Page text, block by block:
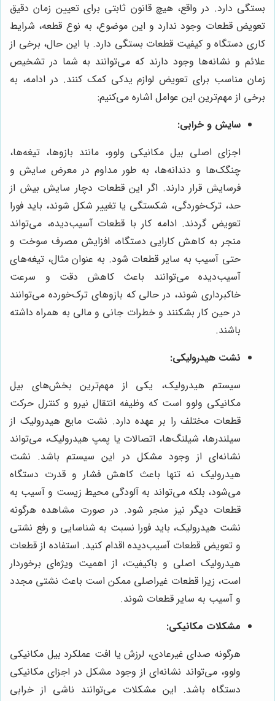
بستگی دارد. در واقع، هیچ قانون ثابتی برای تعیین زمان دقیق
تعویض قطعات وجود ندارد و این موضوع، به نوع قطعه، شرایط
کاری دستگاه و کیفیت قطعات بستگی دارد. با این حال، برخی از
علائم و نشانه‌ها وجود دارند که می‌توانند به شما در تشخیص
زمان مناسب برای تعویض لوازم یدکی کمک کنند. در ادامه، به
برخی از مهم‌ترین این عوامل اشاره می‌کنیم:
سایش و خرابی:
اجزای اصلی بیل مکانیکی ولوو، مانند بازوها، تیغه‌ها،
چنگک‌ها و دندانه‌ها، به طور مداوم در معرض سایش و
فرسایش قرار دارند. اگر این قطعات دچار سایش بیش از
حد، ترک‌خوردگی، شکستگی یا تغییر شکل شوند، باید فورا
تعویض گردند. ادامه کار با قطعات آسیب‌دیده، می‌تواند
منجر به کاهش کارایی دستگاه، افزایش مصرف سوخت و
حتی آسیب به سایر قطعات شود. به عنوان مثال، تیغه‌های
آسیب‌دیده می‌توانند باعث کاهش دقت و سرعت
خاکبرداری شوند، در حالی که بازوهای ترک‌خورده می‌توانند
در حین کار بشکنند و خطرات جانی و مالی به همراه داشته
باشند.
نشت هیدرولیکی:
سیستم هیدرولیک، یکی از مهم‌ترین بخش‌های بیل
مکانیکی ولوو است که وظیفه انتقال نیرو و کنترل حرکت
قطعات مختلف را بر عهده دارد. نشت مایع هیدرولیک از
سیلندرها، شیلنگ‌ها، اتصالات یا پمپ هیدرولیک، می‌تواند
نشانه‌ای از وجود مشکل در این سیستم باشد. نشت
هیدرولیک نه تنها باعث کاهش فشار و قدرت دستگاه
می‌شود، بلکه می‌تواند به آلودگی محیط زیست و آسیب به
قطعات دیگر نیز منجر شود. در صورت مشاهده هرگونه
نشت هیدرولیک، باید فورا نسبت به شناسایی و رفع نشتی
و تعویض قطعات آسیب‌دیده اقدام کنید. استفاده از قطعات
هیدرولیک اصلی و باکیفیت، از اهمیت ویژه‌ای برخوردار
است، زیرا قطعات غیراصلی ممکن است باعث نشتی مجدد
و آسیب به سایر قطعات شوند.
مشکلات مکانیکی:
هرگونه صدای غیرعادی، لرزش یا افت عملکرد بیل مکانیکی
ولوو، می‌تواند نشانه‌ای از وجود مشکل در اجزای مکانیکی
دستگاه باشد. این مشکلات می‌توانند ناشی از خرابی